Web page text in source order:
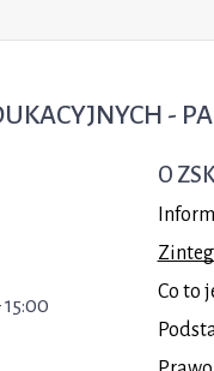
-
O ZSK
Co to